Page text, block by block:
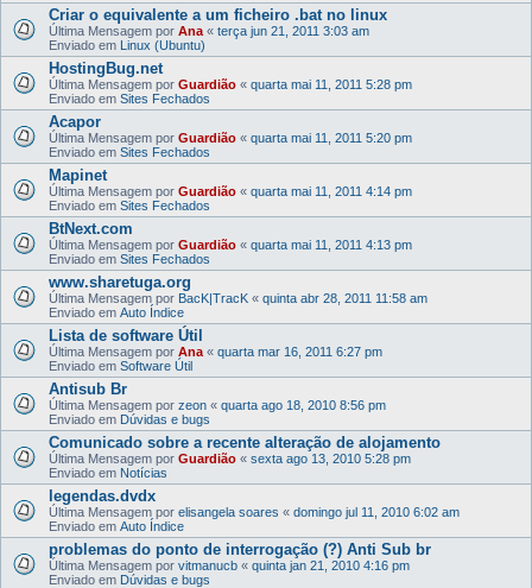
Criar o equivalente a um ficheiro .bat no linux
Última Mensagem por Ana « terça jun 21, 2011 3:03 am
Enviado em Linux (Ubuntu)
HostingBug.net
Última Mensagem por Guardião « quarta mai 11, 2011 5:28 pm
Enviado em Sites Fechados
Acapor
Última Mensagem por Guardião « quarta mai 11, 2011 5:20 pm
Enviado em Sites Fechados
Mapinet
Última Mensagem por Guardião « quarta mai 11, 2011 4:14 pm
Enviado em Sites Fechados
BtNext.com
Última Mensagem por Guardião « quarta mai 11, 2011 4:13 pm
Enviado em Sites Fechados
www.sharetuga.org
Última Mensagem por BacK|TracK « quinta abr 28, 2011 11:58 am
Enviado em Auto Índice
Lista de software Útil
Última Mensagem por Ana « quarta mar 16, 2011 6:27 pm
Enviado em Software Útil
Antisub Br
Última Mensagem por zeon « quarta ago 18, 2010 8:56 pm
Enviado em Dúvidas e bugs
Comunicado sobre a recente alteração de alojamento
Última Mensagem por Guardião « sexta ago 13, 2010 5:28 pm
Enviado em Notícias
legendas.dvdx
Última Mensagem por elisangela soares « domingo jul 11, 2010 6:02 am
Enviado em Auto Índice
problemas do ponto de interrogação (?) Anti Sub br
Última Mensagem por vitmanucb « quinta jan 21, 2010 4:16 pm
Enviado em Dúvidas e bugs